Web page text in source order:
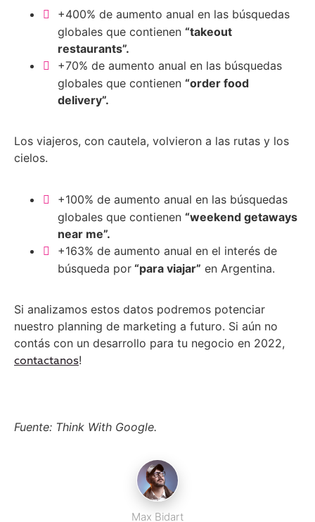
+400% de aumento anual en las búsquedas
globales que contienen “takeout
restaurants”.
+70% de aumento anual en las búsquedas
globales que contienen “order food
delivery”.
Los viajeros, con cautela, volvieron a las rutas y los
cielos.
+100% de aumento anual en las búsquedas
globales que contienen “weekend getaways
near me”.
+163% de aumento anual en el interés de
búsqueda por“para viajar” en Argentina.
Si analizamos estos datos podremos potenciar
nuestro planning de marketing a futuro. Si aún no
contás con un desarrollo para tu negocio en 2022,
contactanos!
Fuente: Think With Google.
Max Bidart